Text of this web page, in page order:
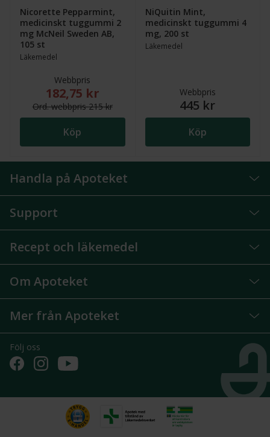
Nicorette Pepparmint,
medicinskt tuggummi 2
mg McNeil Sweden AB,
105 st
Läkemedel
Webbpris
Nytt reducerat pris: 182,75 kr. Ordinarie webbpris
182,75 kr
Ord.webbpris215 kr
Köp
NiQuitin Mint,
medicinskt tuggummi 4
mg, 200 st
Läkemedel
Webbpris
445 kr
Köp
Handla på Apoteket
Support
Recept och läkemedel
Om Apoteket
Mer från Apoteket
Följ oss